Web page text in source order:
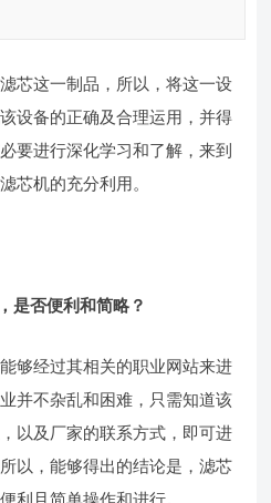
芯这一制品，所以，将这一设
设备的正确及合理运用，并得
要进行深化学习和了解，来到
芯机的充分利用。
是否便利和简略？
够经过其相关的职业网站来进
并不杂乱和困难，只需知道该
以及厂家的联系方式，即可进
以，能够得出的结论是，滤芯
利且简单操作和进行。